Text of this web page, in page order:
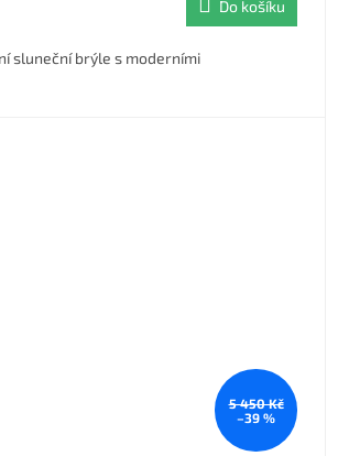
Do košíku
sluneční brýle s moderními
5 450 Kč
–39 %